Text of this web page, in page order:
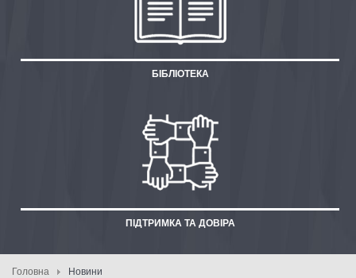
БІБЛІОТЕКА
ПІДТРИМКА ТА ДОВІРА
Головна Новини